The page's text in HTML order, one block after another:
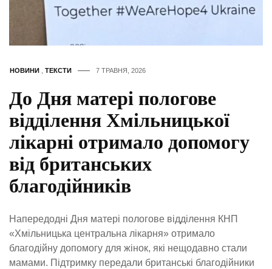
НОВИНИ ТЕКСТИ 7 ТРАВНЯ, 2026
До Дня матері пологове
відділення Хмільницької
лікарні отримало допомогу
від британських
благодійників
Напередодні Дня матері пологове відділення КНП
«Хмільницька центральна лікарня» отримало
благодійну допомогу для жінок, які нещодавно стали
мамами. Підтримку передали британські благодійники